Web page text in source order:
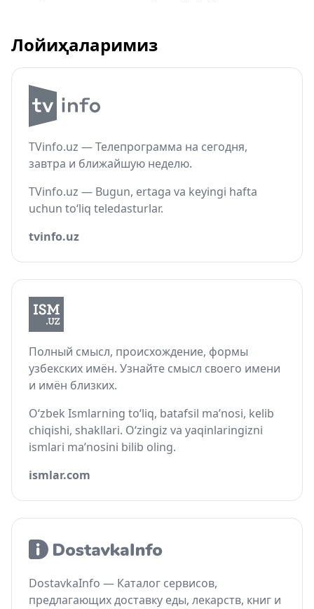
Лойиҳаларимиз
TVinfo.uz — Телепрограмма на сегодня,
завтра и ближайшую неделю.
TVinfo.uz — Bugun, ertaga va keyingi hafta
uchun to‘liq teledasturlar.
tvinfo.uz
Полный смысл, происхождение, формы
узбекских имён. Узнайте смысл своего имени
и имён близких.
O‘zbek Ismlarning to‘liq, batafsil ma’nosi, kelib
chiqishi, shakllari. O‘zingiz va yaqinlaringizni
ismlari ma’nosini bilib oling.
ismlar.com
DostavkaInfo — Каталог сервисов,
предлагающих доставку еды, лекарств, книг и